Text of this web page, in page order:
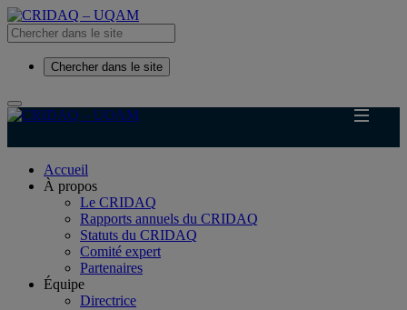
Chercher dans le site
Accueil
À propos
Le CRIDAQ
Rapports annuels du CRIDAQ
Statuts du CRIDAQ
Comité expert
Partenaires
Équipe
Directrice